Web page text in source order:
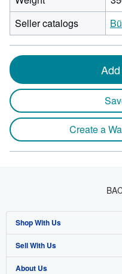
Seller catalogs
Create a
Shop With Us
Advanced Search
Browse Collections
Sell With Us
Start Selling
About Us